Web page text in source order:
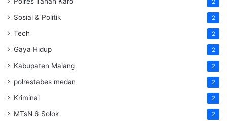
2
Sosial & Politik 2
Tech 2
Gaya Hidup 2
Kabupaten Malang 2
polrestabes medan 2
Kriminal 2
MTsN 6 Solok 2